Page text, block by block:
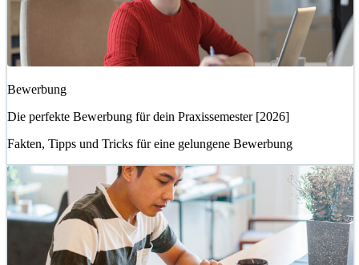
Bewerbung
Die perfekte Bewerbung für dein Praxissemester [2026]
Fakten, Tipps und Tricks für eine gelungene Bewerbung